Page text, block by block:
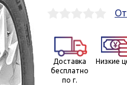
Доставка
бесплатно
по г.
Низкие